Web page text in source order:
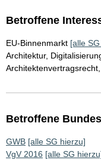
Betroffene
EU-Binnenmarkt [alle
Architektur,
Betroffene
GWB [alle SG hierzu]
VgV 2016 [alle SG